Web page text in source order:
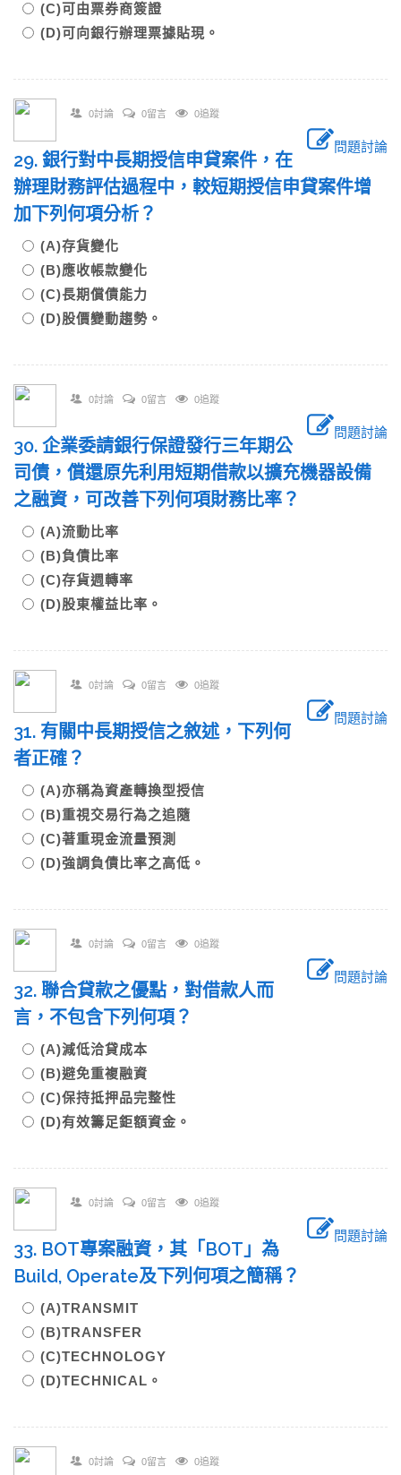
(C)可由票券商簽證
(D)可向銀行辦理票據貼現。
0討論 0留言 0追蹤
問題討論
29. 銀行對中長期授信申貸案件，在
辦理財務評估過程中，較短期授信申貸案件增
加下列何項分析？
(A)存貨變化
(B)應收帳款變化
(C)長期償債能力
(D)股價變動趨勢。
0討論 0留言 0追蹤
問題討論
30. 企業委請銀行保證發行三年期公
司債，償還原先利用短期借款以擴充機器設備
之融資，可改善下列何項財務比率？
(A)流動比率
(B)負債比率
(C)存貨週轉率
(D)股東權益比率。
0討論 0留言 0追蹤
問題討論
31. 有關中長期授信之敘述，下列何
者正確？
(A)亦稱為資產轉換型授信
(B)重視交易行為之追隨
(C)著重現金流量預測
(D)強調負債比率之高低。
0討論 0留言 0追蹤
問題討論
32. 聯合貸款之優點，對借款人而
言，不包含下列何項？
(A)減低洽貸成本
(B)避免重複融資
(C)保持抵押品完整性
(D)有效籌足鉅額資金。
0討論 0留言 0追蹤
問題討論
33. BOT專案融資，其「BOT」為
Build, Operate及下列何項之簡稱？
(A)TRANSMIT
(B)TRANSFER
(C)TECHNOLOGY
(D)TECHNICAL。
0討論 0留言 0追蹤